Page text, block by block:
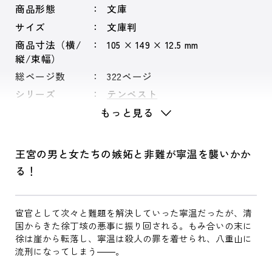
商品形態
文庫
サイズ
文庫判
商品寸法（横/
縦/束幅）
105 × 149 × 12.5 mm
総ページ数
322ページ
シリーズ
テンペスト
もっと見る
王宮の男と女たちの嫉妬と非難が寧温を襲いかか
る！
宦官として次々と難題を解決していった寧温だったが、清
国からきた徐丁垓の悪事に振り回される。もみ合いの末に
徐は崖から転落し、寧温は殺人の罪を着せられ、八重山に
流刑になってしまう――。